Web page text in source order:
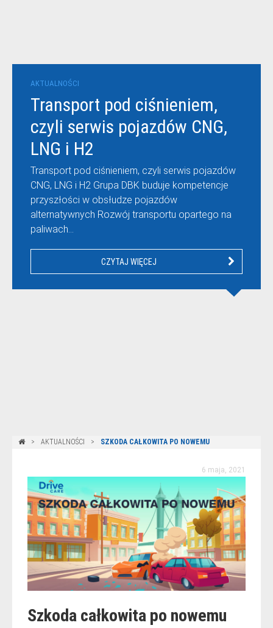
AKTUALNOŚCI
Transport pod ciśnieniem,
czyli serwis pojazdów CNG,
LNG i H2
Transport pod ciśnieniem, czyli serwis pojazdów
CNG, LNG i H2 Grupa DBK buduje kompetencje
przyszłości w obsłudze pojazdów
alternatywnych Rozwój transportu opartego na
paliwach…
CZYTAJ WIĘCEJ
AKTUALNOŚCI SZKODA CAŁKOWITA PO NOWEMU
6 maja, 2021
Szkoda całkowita po nowemu